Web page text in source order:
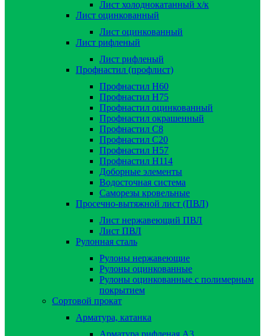
Лист холоднокатанный х/к
Лист оцинкованный
Лист оцинкованный
Лист рифленый
Лист рифленый
Профнастил (профлист)
Профнастил Н60
Профнастил Н75
Профнастил оцинкованный
Профнастил окрашенный
Профнастил С8
Профнастил С20
Профнастил Н57
Профнастил Н114
Доборные элементы
Водосточная система
Саморезы кровельные
Просечно-вытяжной лист (ПВЛ)
Лист нержавеющий ПВЛ
Лист ПВЛ
Рулонная сталь
Рулоны нержавеющие
Рулоны оцинкованные
Рулоны оцинкованные с полимерным
покрытием
Сортовой прокат
Арматура, катанка
Арматура рифленая А3